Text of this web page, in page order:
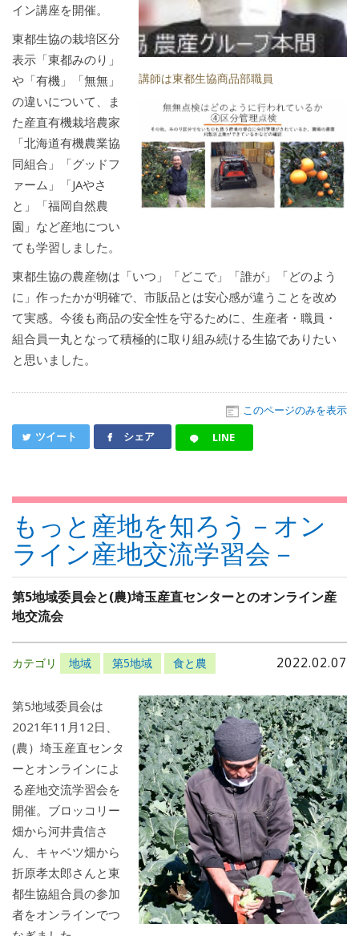
講師は東都生協商品部職員
イン講座を開催。
東都生協の栽培区分
表示「東都みのり」
や「有機」「無無」
の違いについて、ま
た産直有機栽培農家
「北海道有機農業協
同組合」「グッドフ
ァーム」「JAやさ
と」「福岡自然農
園」など産地につい
ても学習しました。
東都生協の農産物は「いつ」「どこで」「誰が」「どのよう
に」作ったかが明確で、市販品とは安心感が違うことを改め
て実感。今後も商品の安全性を守るために、生産者・職員・
組合員一丸となって積極的に取り組み続ける生協でありたい
と思いました。
このページのみを表示
ツイート シェア LINE
もっと産地を知ろう－オン
ライン産地交流学習会－
第5地域委員会と(農)埼玉産直センターとのオンライン産
地交流会
2022.02.07
カテゴリ 地域 第5地域 食と農
第5地域委員会は
2021年11月12日、
(農）埼玉産直センタ
ーとオンラインによ
る産地交流学習会を
開催。ブロッコリー
畑から河井貴信さ
ん、キャベツ畑から
折原孝太郎さんと東
都生協組合員の参加
者をオンラインでつ